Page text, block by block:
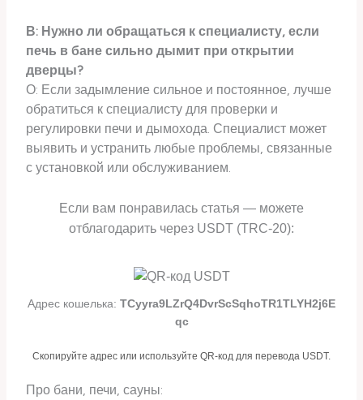
В: Нужно ли обращаться к специалисту, если
печь в бане сильно дымит при открытии
дверцы?
О: Если задымление сильное и постоянное, лучше
обратиться к специалисту для проверки и
регулировки печи и дымохода. Специалист может
выявить и устранить любые проблемы, связанные
с установкой или обслуживанием.
Если вам понравилась статья — можете
отблагодарить через USDT (TRC-20):
Адрес кошелька: TCyyra9LZrQ4DvrScSqhoTR1TLYH2j6E
qc
Скопируйте адрес или используйте QR-код для перевода USDT.
Про бани, печи, сауны: